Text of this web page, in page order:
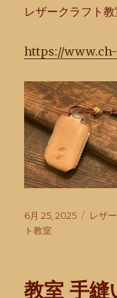
レザークラフト
https://
投
稿
6月 25, 2025
カ
レザ
ト教室
教室 手縫